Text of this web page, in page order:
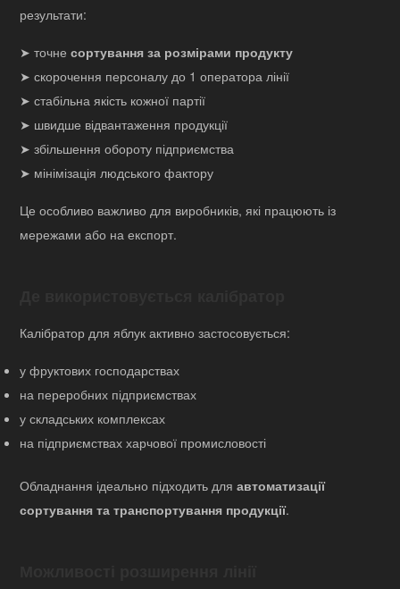
результати:
➤ точнесортування за розмірами продукту
➤ скорочення персоналу до 1 оператора лінії
➤ стабільна якість кожної партії
➤ швидше відвантаження продукції
➤ збільшення обороту підприємства
➤ мінімізація людського фактору
Це особливо важливо для виробників, які працюють із
мережами або на експорт.
Калібратор для яблук активно застосовується:
у фруктових господарствах
на переробних підприємствах
у складських комплексах
на підприємствах харчової промисловості
Обладнання ідеально підходить дляавтоматизації
сортування та транспортування продукції.